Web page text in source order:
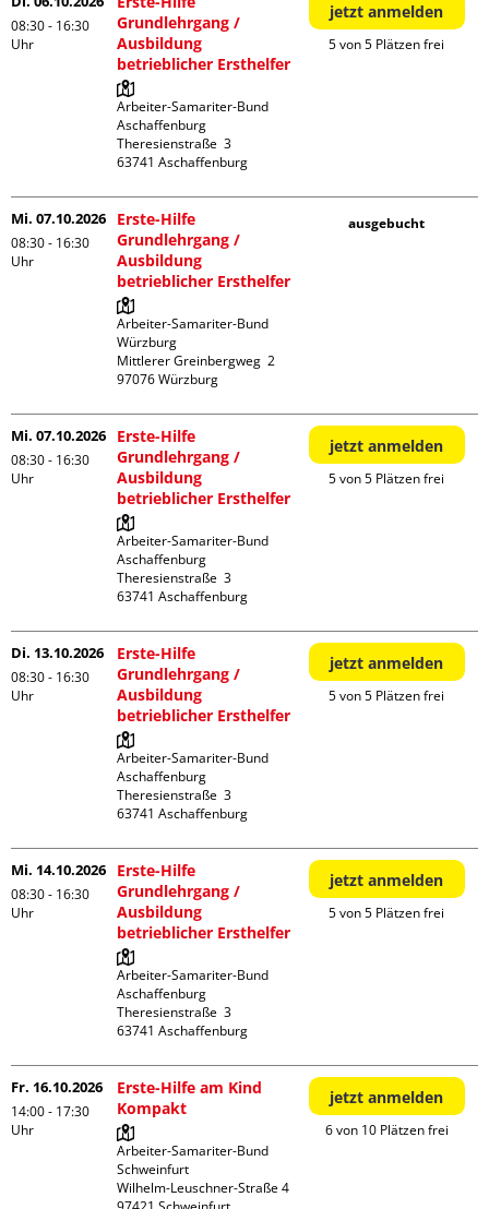
08:30 - 16:30
Uhr
Grundlehrgang /
Ausbildung
betrieblicher Ersthelfer
Arbeiter-Samariter-Bund
Aschaffenburg
Theresienstraße  3
jetzt anmelden
5 von 5 Plätzen frei
Mi. 07.10.2026
08:30 - 16:30
Uhr
Erste-Hilfe
Grundlehrgang /
Ausbildung
betrieblicher Ersthelfer
Arbeiter-Samariter-Bund
Würzburg
Mittlerer Greinbergweg  2
ausgebucht
Mi. 07.10.2026
08:30 - 16:30
Uhr
Erste-Hilfe
Grundlehrgang /
Ausbildung
betrieblicher Ersthelfer
Arbeiter-Samariter-Bund
Aschaffenburg
Theresienstraße  3
jetzt anmelden
5 von 5 Plätzen frei
Di. 13.10.2026
08:30 - 16:30
Uhr
Erste-Hilfe
Grundlehrgang /
Ausbildung
betrieblicher Ersthelfer
Arbeiter-Samariter-Bund
Aschaffenburg
Theresienstraße  3
jetzt anmelden
5 von 5 Plätzen frei
Mi. 14.10.2026
08:30 - 16:30
Uhr
Erste-Hilfe
Grundlehrgang /
Ausbildung
betrieblicher Ersthelfer
Arbeiter-Samariter-Bund
Aschaffenburg
Theresienstraße  3
jetzt anmelden
5 von 5 Plätzen frei
Fr. 16.10.2026
14:00 - 17:30
Uhr
Erste-Hilfe am Kind
Kompakt
Arbeiter-Samariter-Bund
Schweinfurt
Wilhelm-Leuschner-Straße 4
jetzt anmelden
6 von 10 Plätzen frei